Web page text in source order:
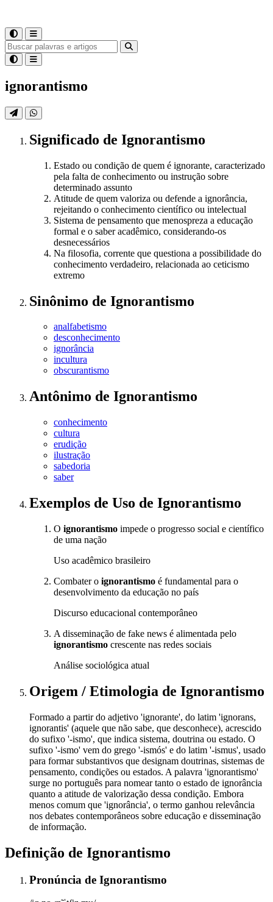
ignorantismo
Significado de Ignorantismo
Estado ou condição de quem é ignorante, caracterizado
pela falta de conhecimento ou instrução sobre
determinado assunto
Atitude de quem valoriza ou defende a ignorância,
rejeitando o conhecimento científico ou intelectual
Sistema de pensamento que menospreza a educação
formal e o saber acadêmico, considerando-os
desnecessários
Na filosofia, corrente que questiona a possibilidade do
conhecimento verdadeiro, relacionada ao ceticismo
extremo
Sinônimo de Ignorantismo
analfabetismo
desconhecimento
ignorância
incultura
obscurantismo
Antônimo de Ignorantismo
conhecimento
cultura
erudição
ilustração
sabedoria
saber
Exemplos de Uso de Ignorantismo
O ignorantismo impede o progresso social e científico
de uma nação
Uso acadêmico brasileiro
Combater o ignorantismo é fundamental para o
desenvolvimento da educação no país
Discurso educacional contemporâneo
A disseminação de fake news é alimentada pelo
ignorantismo crescente nas redes sociais
Análise sociológica atual
Origem / Etimologia de Ignorantismo
Formado a partir do adjetivo 'ignorante', do latim 'ignorans,
ignorantis' (aquele que não sabe, que desconhece), acrescido
do sufixo '-ismo', que indica sistema, doutrina ou estado. O
sufixo '-ismo' vem do grego '-ismós' e do latim '-ismus', usado
para formar substantivos que designam doutrinas, sistemas de
pensamento, condições ou estados. A palavra 'ignorantismo'
surge no português para nomear tanto o estado de ignorância
quanto a atitude de valorização dessa condição. Embora
menos comum que 'ignorância', o termo ganhou relevância
nos debates contemporâneos sobre educação e disseminação
de informação.
Definição de Ignorantismo
Pronúncia de Ignorantismo